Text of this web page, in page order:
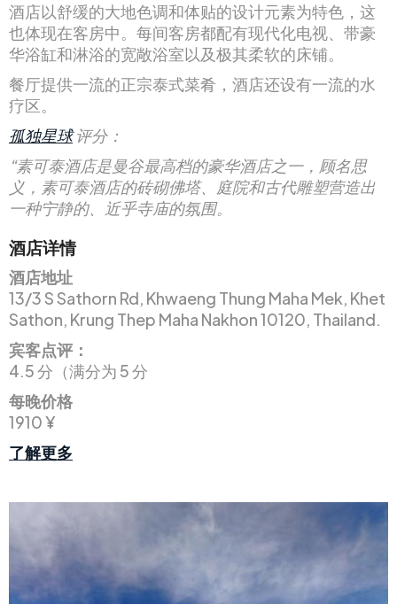
酒店以舒缓的大地色调和体贴的设计元素为特色，这
也体现在客房中。每间客房都配有现代化电视、带豪
华浴缸和淋浴的宽敞浴室以及极其柔软的床铺。
餐厅提供一流的正宗泰式菜肴，酒店还设有一流的水
疗区。
孤独星球 评分：
“素可泰酒店是曼谷最高档的豪华酒店之一，顾名思
义，素可泰酒店的砖砌佛塔、庭院和古代雕塑营造出
一种宁静的、近乎寺庙的氛围。
酒店详情
酒店地址
13/3 S Sathorn Rd, Khwaeng Thung Maha Mek, Khet
Sathon, Krung Thep Maha Nakhon 10120, Thailand.
宾客点评：
4.5 分（满分为 5 分
每晚价格
1910 ¥
了解更多